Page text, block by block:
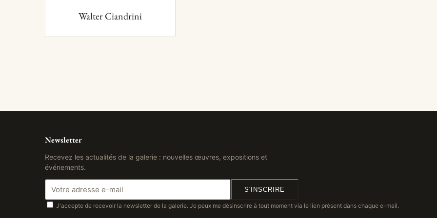
Walter Ciandrini
Newsletter
Recevez les actualités de la galerie : nouvelles œuvres, expositions et
événements.
S'INSCRIRE
J'accepte de recevoir la newsletter de la galerie. Je peux me désinscrire à tout moment via le lien présent dans chaque e-mail.